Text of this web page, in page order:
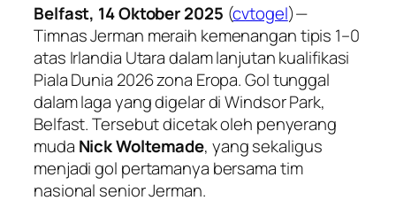
Belfast, 14 Oktober 2025 (cvtogel)—
Timnas Jerman meraih kemenangan tipis 1–0
atas Irlandia Utara dalam lanjutan kualifikasi
Piala Dunia 2026 zona Eropa. Gol tunggal
dalam laga yang digelar di Windsor Park,
Belfast. Tersebut dicetak oleh penyerang
muda Nick Woltemade, yang sekaligus
menjadi gol pertamanya bersama tim
nasional senior Jerman.